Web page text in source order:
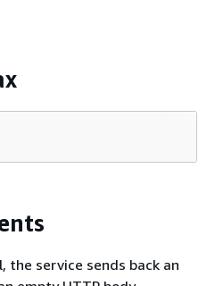
the service sends back an